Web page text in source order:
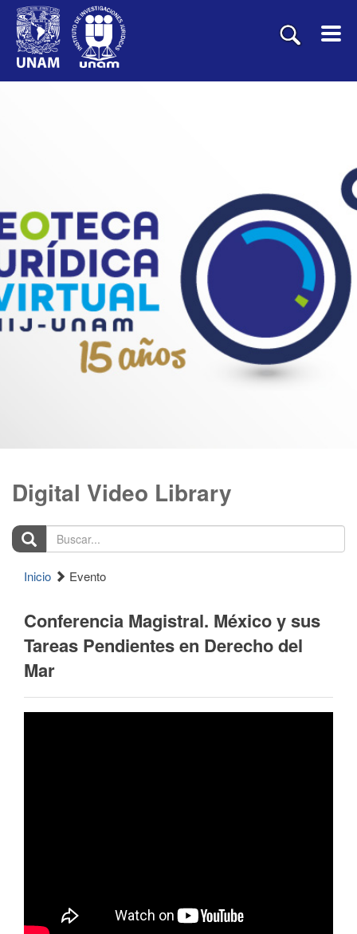
Digital Video Library
Buscar...
Inicio Evento
Conferencia Magistral. México y sus
Tareas Pendientes en Derecho del
Mar